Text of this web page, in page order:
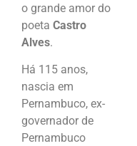
o grande amor do
poeta Castro
Alves.
Há 115 anos,
nascia em
Pernambuco, ex-
governador de
Pernambuco